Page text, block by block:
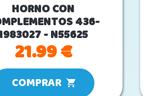
HORNO CON
436-
- N55625
21.99 €
COMPRAR